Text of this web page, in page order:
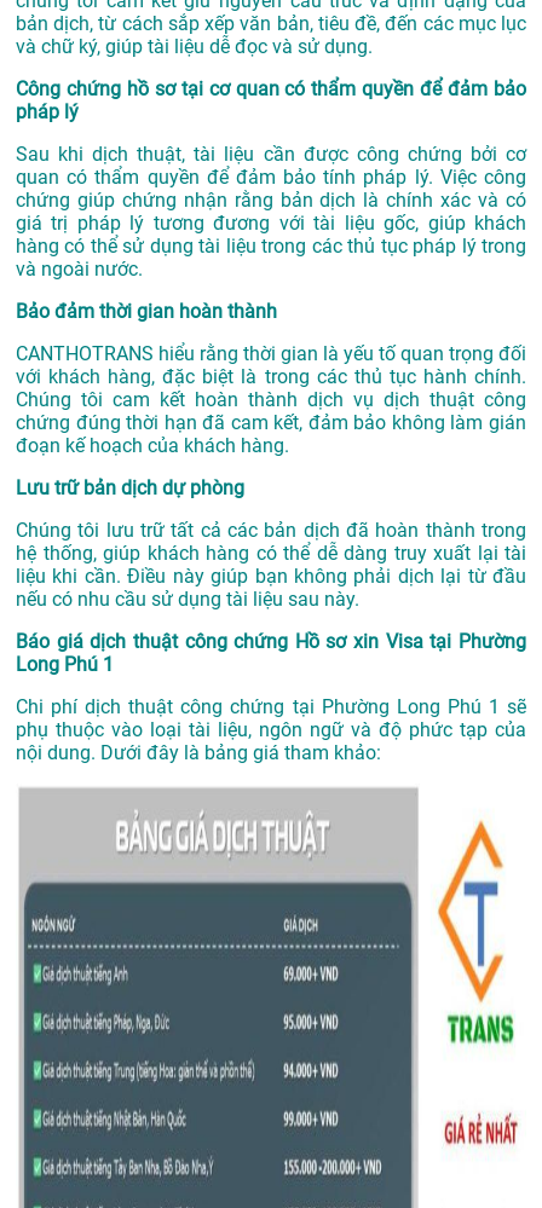
bản dịch, từ cách sắp xếp văn bản, tiêu đề, đến các mục lục
và chữ ký, giúp tài liệu dễ đọc và sử dụng.
Công chứng hồ sơ tại cơ quan có thẩm quyền để đảm bảo
pháp lý
Sau khi dịch thuật, tài liệu cần được công chứng bởi cơ
quan có thẩm quyền để đảm bảo tính pháp lý. Việc công
chứng giúp chứng nhận rằng bản dịch là chính xác và có
giá trị pháp lý tương đương với tài liệu gốc, giúp khách
hàng có thể sử dụng tài liệu trong các thủ tục pháp lý trong
và ngoài nước.
Bảo đảm thời gian hoàn thành
CANTHOTRANS hiểu rằng thời gian là yếu tố quan trọng đối
với khách hàng, đặc biệt là trong các thủ tục hành chính.
Chúng tôi cam kết hoàn thành dịch vụ dịch thuật công
chứng đúng thời hạn đã cam kết, đảm bảo không làm gián
đoạn kế hoạch của khách hàng.
Lưu trữ bản dịch dự phòng
Chúng tôi lưu trữ tất cả các bản dịch đã hoàn thành trong
hệ thống, giúp khách hàng có thể dễ dàng truy xuất lại tài
liệu khi cần. Điều này giúp bạn không phải dịch lại từ đầu
nếu có nhu cầu sử dụng tài liệu sau này.
Báo giá dịch thuật công chứng Hồ sơ xin Visa tại Phường
Long Phú 1
Chi phí dịch thuật công chứng tại Phường Long Phú 1 sẽ
phụ thuộc vào loại tài liệu, ngôn ngữ và độ phức tạp của
nội dung. Dưới đây là bảng giá tham khảo: